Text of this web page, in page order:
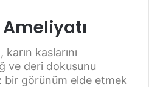
kaslarını
ve deri dokusunu
bir görünüm elde etmek